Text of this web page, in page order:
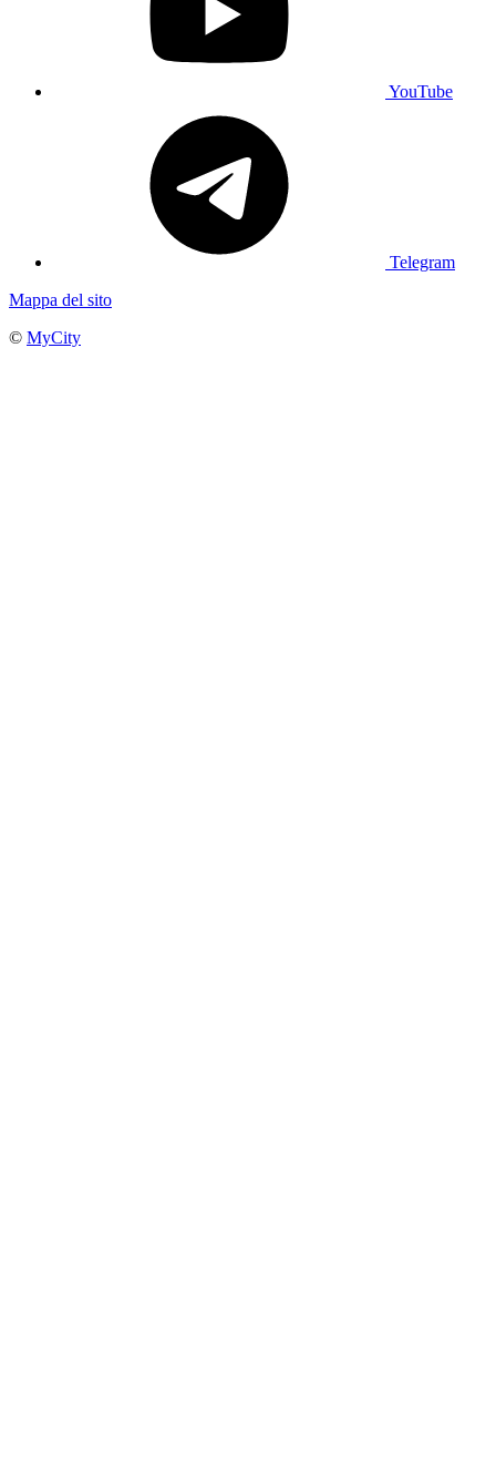
YouTube
Telegram
Mappa del sito
© MyCity